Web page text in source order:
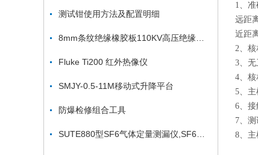
测试钳使用方法及配置明细
Fluke Ti200 红外热像仪
SMJY-0.5-11M移动式升降平台
防爆检修组合工具
1、准
远距
近距
2、核
3、无
4、核
5、主
6、
7、
8、主